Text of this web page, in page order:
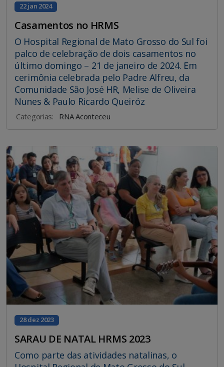
22 jan 2024
Casamentos no HRMS
O Hospital Regional de Mato Grosso do Sul foi
palco de celebração de dois casamentos no
último domingo – 21 de janeiro de 2024. Em
cerimônia celebrada pelo Padre Alfreu, da
Comunidade São José HR, Melise de Oliveira
Nunes & Paulo Ricardo Queiróz
Categorias: RNA Aconteceu
28 dez 2023
SARAU DE NATAL HRMS 2023
Como parte das atividades natalinas, o